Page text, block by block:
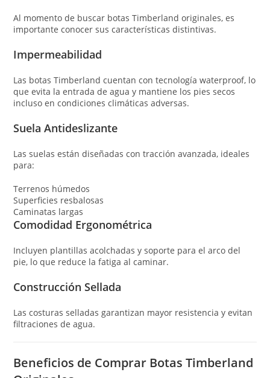
Al momento de buscar botas Timberland originales, es
importante conocer sus características distintivas.
Impermeabilidad
Las botas Timberland cuentan con tecnología waterproof, lo
que evita la entrada de agua y mantiene los pies secos
incluso en condiciones climáticas adversas.
Suela Antideslizante
Las suelas están diseñadas con tracción avanzada, ideales
para:
Terrenos húmedos
Superficies resbalosas
Caminatas largas
Comodidad Ergonométrica
Incluyen plantillas acolchadas y soporte para el arco del
pie, lo que reduce la fatiga al caminar.
Construcción Sellada
Las costuras selladas garantizan mayor resistencia y evitan
filtraciones de agua.
Beneficios de Comprar Botas Timberland